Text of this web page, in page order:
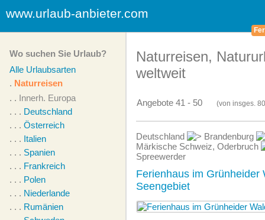
www.urlaub-anbieter.com
Wo suchen Sie Urlaub?
Alle Urlaubsarten
. Naturreisen
. . Innerh. Europa
. . . Deutschland
. . . Österreich
. . . Italien
. . . Spanien
. . . Frankreich
. . . Polen
. . . Niederlande
. . . Rumänien
Naturreisen,
weltweit
Angebote 41 - 50 (von insges.
Deutschland
Brandenburg
Märkische Schweiz, Oderbruch
Spreewerder
Ferienhaus im Grünheider
Seengebiet